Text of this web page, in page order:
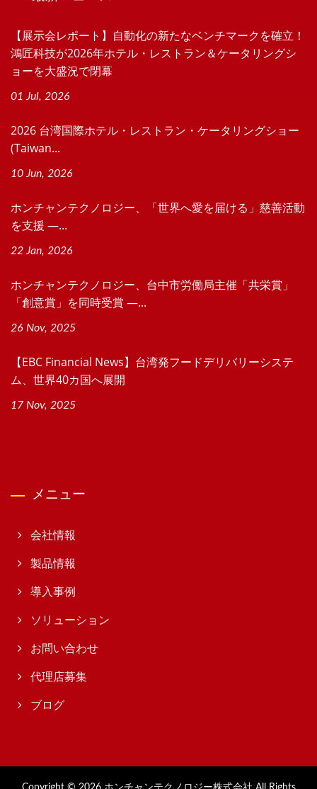
【展示会レポート】自動化の新たなベンチマークを確立！
鴻匠科技が2026年ホテル・レストラン＆ケータリングシ
ョーを大盛況で閉幕
01 Jul, 2026
2026 台湾国際ホテル・レストラン・ケータリングショー
(Taiwan...
10 Jun, 2026
ホンチャンテクノロジー、「世界へ愛を届ける」慈善活動
を支援 ―...
22 Jan, 2026
ホンチャンテクノロジー、台中市労働局主催「共栄賞」
「創意賞」を同時受賞 ―...
26 Nov, 2025
【EBC Financial News】台湾発フードデリバリーシステ
ム、世界40カ国へ展開
17 Nov, 2025
メニュー
会社情報
製品情報
導入事例
ソリューション
お問い合わせ
代理店募集
ブログ